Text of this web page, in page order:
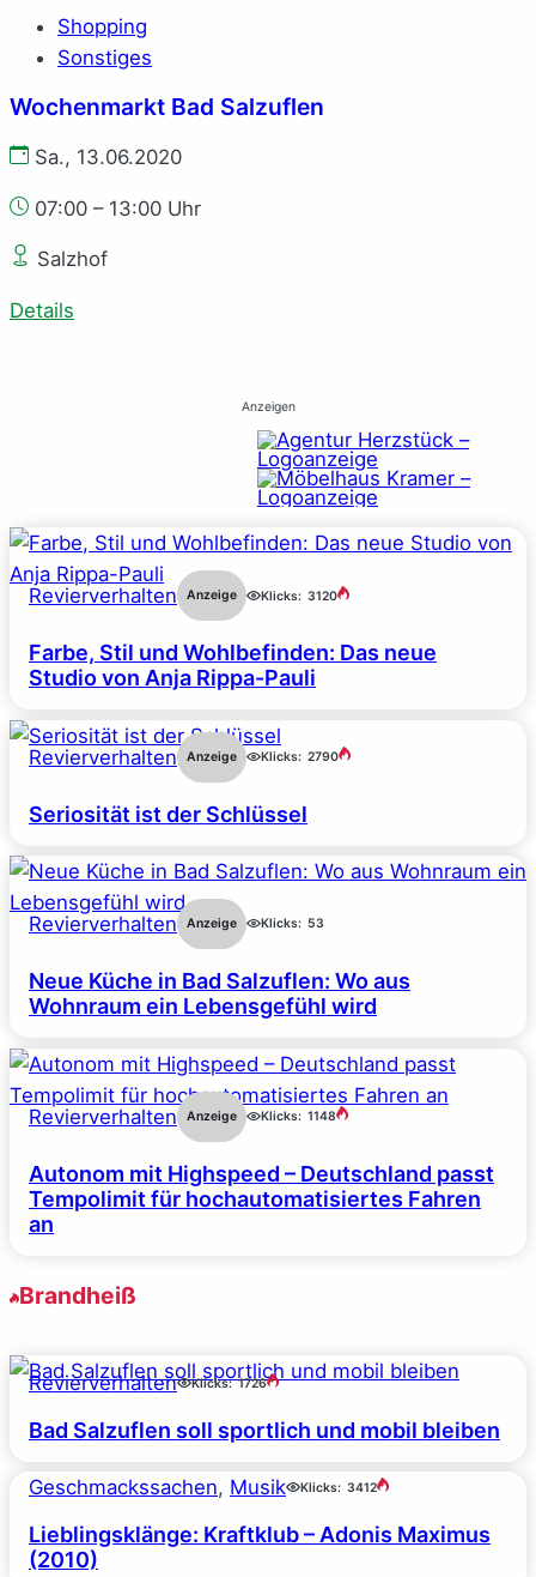
Shopping
Sonstiges
Wochenmarkt Bad Salzuflen
Sa., 13.06.2020
07:00 – 13:00 Uhr
Salzhof
Details
Anzeigen
Revierverhalten Anzeige Klicks: 3120
Farbe, Stil und Wohlbefinden: Das neue
Studio von Anja Rippa-Pauli
Revierverhalten Anzeige Klicks: 2790
Seriosität ist der Schlüssel
Revierverhalten Anzeige Klicks: 53
Neue Küche in Bad Salzuflen: Wo aus
Wohnraum ein Lebensgefühl wird
Revierverhalten Anzeige Klicks: 1148
Autonom mit Highspeed – Deutschland passt
Tempolimit für hochautomatisiertes Fahren
an
Brandheiß
Revierverhalten Klicks: 1726
Bad Salzuflen soll sportlich und mobil bleiben
Geschmackssachen, Musik Klicks: 3412
Lieblingsklänge: Kraftklub – Adonis Maximus
(2010)